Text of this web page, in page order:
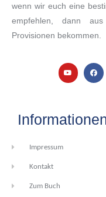
wenn wir euch eine
empfehlen, dann
Provisionen bekommen.
Impressum
Kontakt
Zum Buch